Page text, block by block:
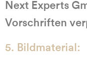
Next Experts
Vorschriften
5. Bildmaterial: